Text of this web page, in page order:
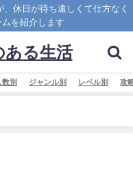
休日が待ち遠しくて仕方なく
を紹介します
ある生活
数別 ジャンル別 レベル別 攻